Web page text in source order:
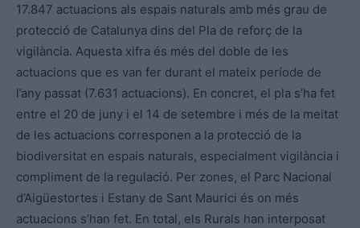
17.847 actuacions als espais naturals amb més grau de
protecció de Catalunya dins del Pla de reforç de la
vigilància. Aquesta xifra és més del doble de les
actuacions que es van fer durant el mateix període de
l’any passat (7.631 actuacions). En concret, el pla s’ha fet
entre el 20 de juny i el 14 de setembre i més de la meitat
de les actuacions corresponen a la protecció de la
biodiversitat en espais naturals, especialment vigilància i
compliment de la regulació. Per zones, el Parc Nacional
d’Aigüestortes i Estany de Sant Maurici és on més
actuacions s’han fet. En total, els Rurals han interposat